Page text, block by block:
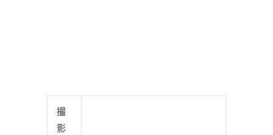
撮
影